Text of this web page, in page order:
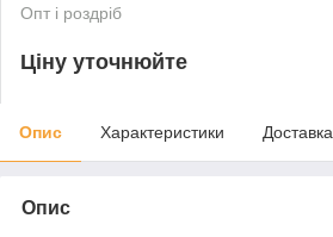
Опт і роздріб
Ціну уточнюйте
Опис Характеристики Доставка
Опис